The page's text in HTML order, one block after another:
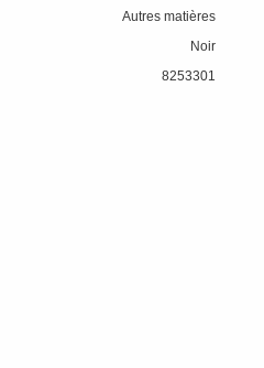
Autres matières
Noir
8253301